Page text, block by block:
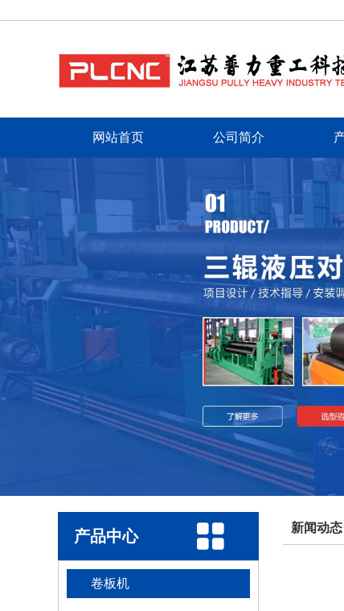
网站首页 公司简介
产品中心
卷板机
新闻动态